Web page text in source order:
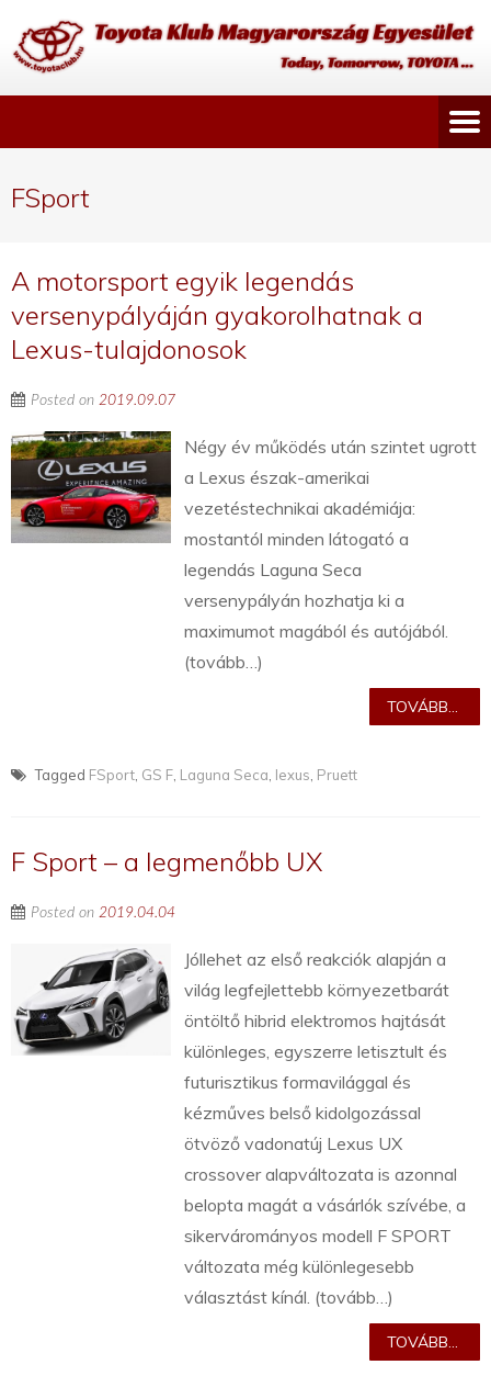
FSport
A motorsport egyik legendás
versenypályáján gyakorolhatnak a
Lexus-tulajdonosok
Posted on 2019.09.07
Négy év működés után szintet ugrott
a Lexus észak-amerikai
vezetéstechnikai akadémiája:
mostantól minden látogató a
legendás Laguna Seca
versenypályán hozhatja ki a
maximumot magából és autójából.
(tovább…)
TOVÁBB...
Tagged FSport GS F Laguna Seca lexus Pruett
F Sport – a legmenőbb UX
Posted on 2019.04.04
Jóllehet az első reakciók alapján a
világ legfejlettebb környezetbarát
öntöltő hibrid elektromos hajtását
különleges, egyszerre letisztult és
futurisztikus formavilággal és
kézműves belső kidolgozással
ötvöző vadonatúj Lexus UX
crossover alapváltozata is azonnal
belopta magát a vásárlók szívébe, a
sikervárományos modell F SPORT
változata még különlegesebb
választást kínál. (tovább…)
TOVÁBB...